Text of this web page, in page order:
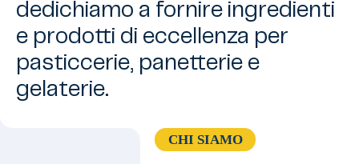
dedichiamo a fornire ingredienti
e prodotti di eccellenza per
pasticcerie, panetterie e
gelaterie.
CHI SIAMO